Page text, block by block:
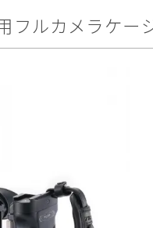
フルカメラケー